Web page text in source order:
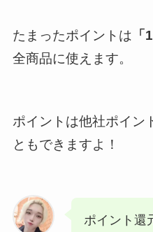
たまったポイントは
全商品に使えます。
ポイントは他社ポイン
ともできますよ！
ポイント還